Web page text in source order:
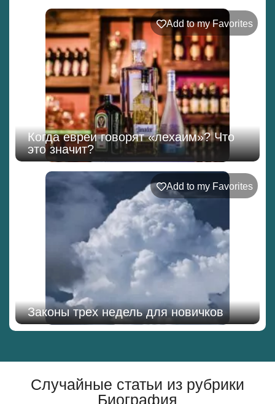
Add to my Favorites
Когда евреи говорят «лехаим»? Что
это значит?
Add to my Favorites
Законы трех недель для новичков
Случайные статьи из рубрики
Биография